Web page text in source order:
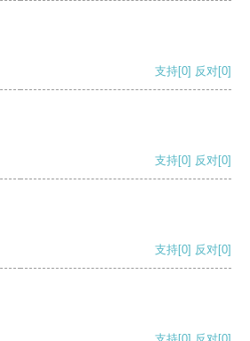
支持[0] 反对[0]
支持[0] 反对[0]
支持[0] 反对[0]